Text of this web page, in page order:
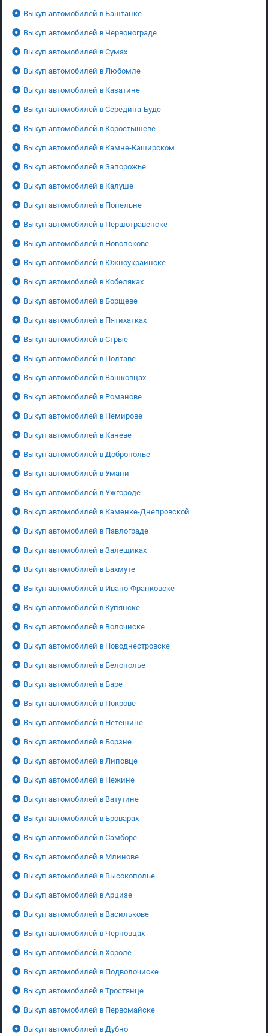
Выкуп автомобилей в Баштанке
Выкуп автомобилей в Червонограде
Выкуп автомобилей в Сумах
Выкуп автомобилей в Любомле
Выкуп автомобилей в Казатине
Выкуп автомобилей в Середина-Буде
Выкуп автомобилей в Коростышеве
Выкуп автомобилей в Камне-Каширском
Выкуп автомобилей в Запорожье
Выкуп автомобилей в Калуше
Выкуп автомобилей в Попельне
Выкуп автомобилей в Першотравенске
Выкуп автомобилей в Новопскове
Выкуп автомобилей в Южноукраинске
Выкуп автомобилей в Кобеляках
Выкуп автомобилей в Борщеве
Выкуп автомобилей в Пятихатках
Выкуп автомобилей в Стрые
Выкуп автомобилей в Полтаве
Выкуп автомобилей в Вашковцах
Выкуп автомобилей в Романове
Выкуп автомобилей в Немирове
Выкуп автомобилей в Каневе
Выкуп автомобилей в Доброполье
Выкуп автомобилей в Умани
Выкуп автомобилей в Ужгороде
Выкуп автомобилей в Каменке-Днепровской
Выкуп автомобилей в Павлограде
Выкуп автомобилей в Залещиках
Выкуп автомобилей в Бахмуте
Выкуп автомобилей в Ивано-Франковске
Выкуп автомобилей в Купянске
Выкуп автомобилей в Волочиске
Выкуп автомобилей в Новоднестровске
Выкуп автомобилей в Белополье
Выкуп автомобилей в Баре
Выкуп автомобилей в Покрове
Выкуп автомобилей в Нетешине
Выкуп автомобилей в Борзне
Выкуп автомобилей в Липовце
Выкуп автомобилей в Нежине
Выкуп автомобилей в Ватутине
Выкуп автомобилей в Броварах
Выкуп автомобилей в Самборе
Выкуп автомобилей в Млинове
Выкуп автомобилей в Высокополье
Выкуп автомобилей в Арцизе
Выкуп автомобилей в Василькове
Выкуп автомобилей в Черновцах
Выкуп автомобилей в Хороле
Выкуп автомобилей в Подволочиске
Выкуп автомобилей в Тростянце
Выкуп автомобилей в Первомайске
Выкуп автомобилей в Дубно